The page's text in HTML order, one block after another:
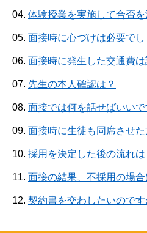
04. 体験授業を実施して合否
05. 面接時に心づけは必要で
06. 面接時に発生した交通費
07. 先生の本人確認は？
08. 面接では何を話せばいいで
09. 面接時に生徒も同席させ
10. 採用を決定した後の流れは
11. 面接の結果、不採用の場合
12. 契約書を交わしたいのです